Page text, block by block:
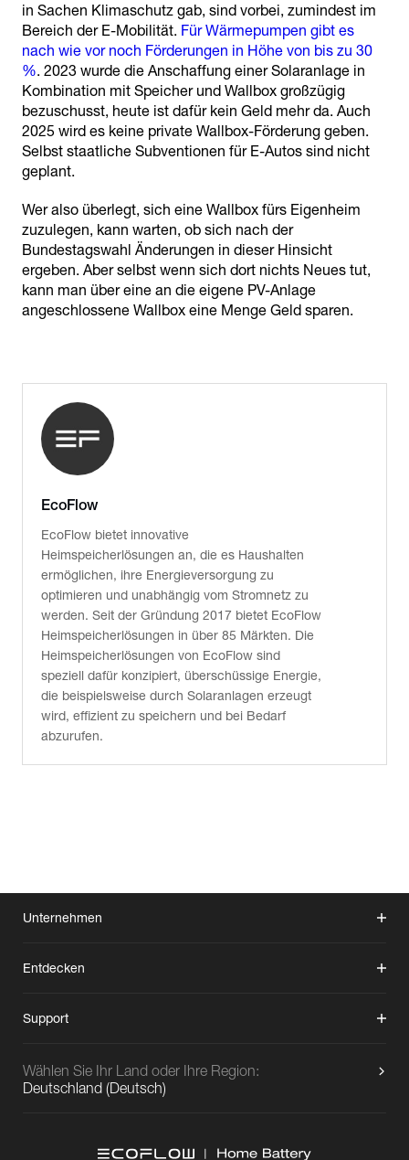
in Sachen Klimaschutz gab, sind vorbei, zumindest im
Bereich der E-Mobilität. Für Wärmepumpen gibt es
nach wie vor noch Förderungen in Höhe von bis zu 30
%. 2023 wurde die Anschaffung einer Solaranlage in
Kombination mit Speicher und Wallbox großzügig
bezuschusst, heute ist dafür kein Geld mehr da. Auch
2025 wird es keine private Wallbox-Förderung geben.
Selbst staatliche Subventionen für E-Autos sind nicht
geplant.
Wer also überlegt, sich eine Wallbox fürs Eigenheim
zuzulegen, kann warten, ob sich nach der
Bundestagswahl Änderungen in dieser Hinsicht
ergeben. Aber selbst wenn sich dort nichts Neues tut,
kann man über eine an die eigene PV-Anlage
angeschlossene Wallbox eine Menge Geld sparen.
EcoFlow
EcoFlow bietet innovative
Heimspeicherlösungen an, die es Haushalten
ermöglichen, ihre Energieversorgung zu
optimieren und unabhängig vom Stromnetz zu
werden. Seit der Gründung 2017 bietet EcoFlow
Heimspeicherlösungen in über 85 Märkten. Die
Heimspeicherlösungen von EcoFlow sind
speziell dafür konzipiert, überschüssige Energie,
die beispielsweise durch Solaranlagen erzeugt
wird, effizient zu speichern und bei Bedarf
abzurufen.
Unternehmen
Entdecken
Support
Wählen Sie Ihr Land oder Ihre Region:
Deutschland (Deutsch)